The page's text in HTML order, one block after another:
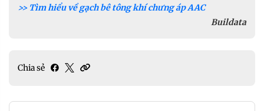
>> Tìm hiểu về gạch bê tông khí chưng áp AAC
Buildata
Chia sẻ